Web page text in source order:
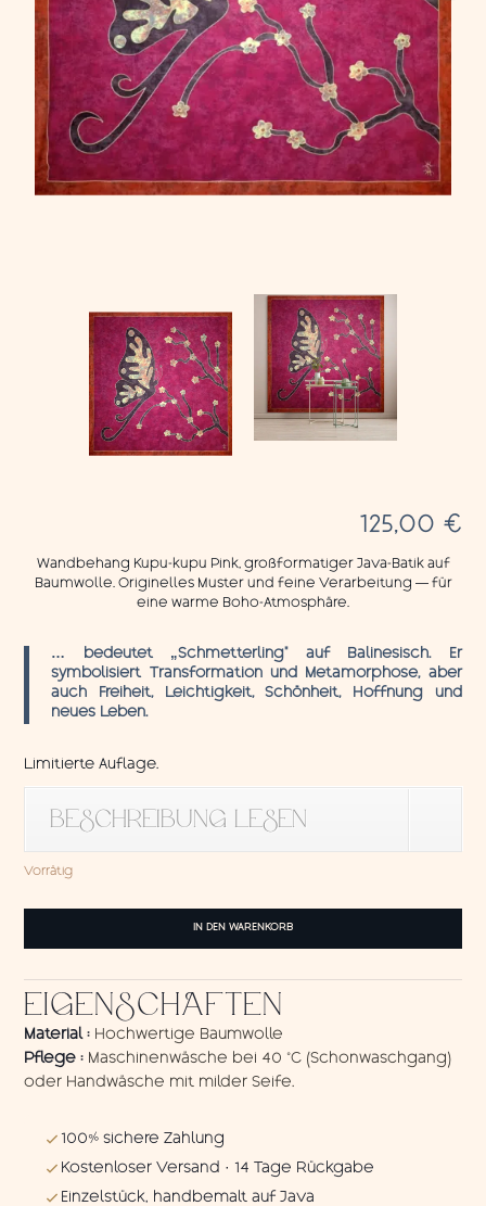
125,00 €
Wandbehang Kupu-kupu Pink, großformatiger Java-Batik auf
Baumwolle. Originelles Muster und feine Verarbeitung — für
eine warme Boho-Atmosphäre.
… bedeutet „Schmetterling“ auf Balinesisch. Er
symbolisiert Transformation und Metamorphose, aber
auch Freiheit, Leichtigkeit, Schönheit, Hoffnung und
neues Leben.
Limitierte Auflage.
BESCHREIBUNG LESEN
Vorrätig
Menge
IN DEN WARENKORB
EIGENSCHAFTEN
Material : Hochwertige Baumwolle
Pflege : Maschinenwäsche bei 40 °C (Schonwaschgang)
oder Handwäsche mit milder Seife.
100% sichere Zahlung
Kostenloser Versand · 14 Tage Rückgabe
Einzelstück, handbemalt auf Java